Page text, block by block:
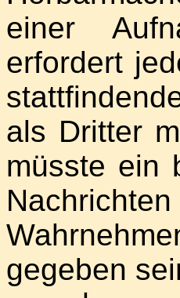
einer
erfordert
als Dritter
müsste ein
gegeben